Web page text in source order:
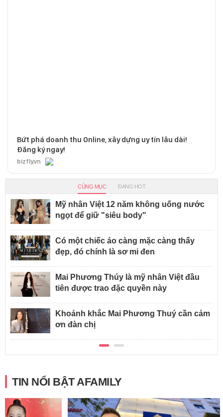
Bứt phá doanh thu Online, xây dựng uy tín lâu dài!
Đăng ký ngay!
bizfly.vn
CÙNG MỤC ĐANG HOT
Mỹ nhân Việt 12 năm không uống nước
ngọt để giữ "siêu body"
Có một chiếc áo càng mặc càng thấy
đẹp, đó chính là sơ mi đen
Mai Phương Thúy là mỹ nhân Việt đầu
tiên được trao đặc quyền này
Khoảnh khắc Mai Phương Thuý cần cảm
ơn đàn chị
TIN NỔI BẬT AFAMILY